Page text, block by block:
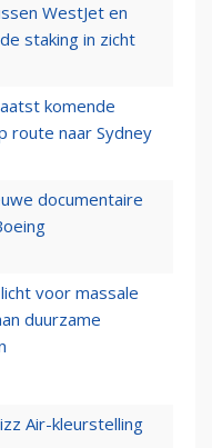
WestJet en
staking in zicht
komende
route naar Sydney
documentaire
voor massale
duurzame
Air-kleurstelling